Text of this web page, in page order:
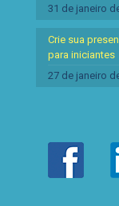
31 de janeiro
Crie sua
para iniciantes
27 de janeiro